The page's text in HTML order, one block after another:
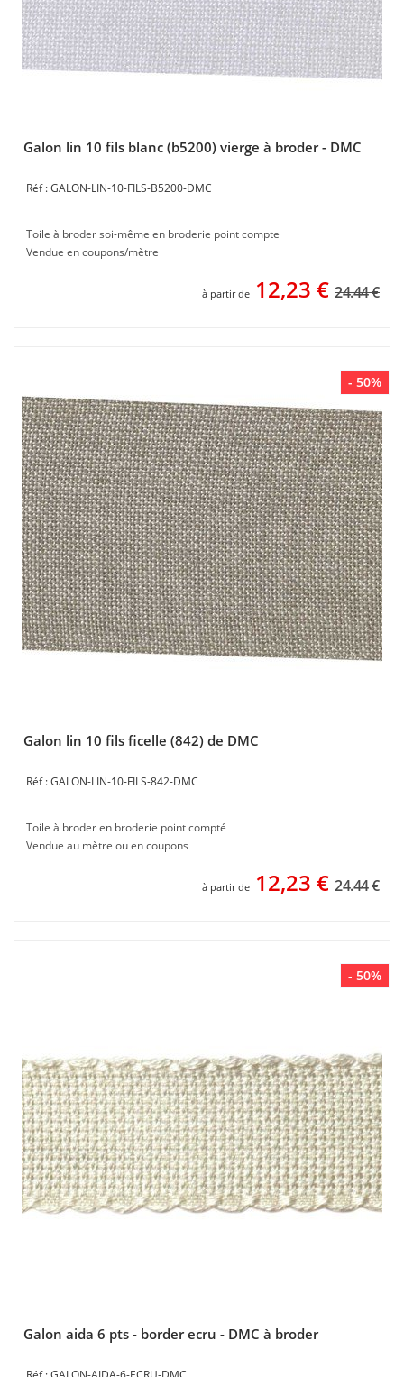
Galon lin 10 fils blanc (b5200) vierge à broder - DMC
GALON-LIN-10-FILS-B5200-DMC
Toile à broder soi-même en broderie point compte
Vendue en coupons/mètre
à partir de 12,23 € 24.44 €
- 50%
Galon lin 10 fils ficelle (842) de DMC
GALON-LIN-10-FILS-842-DMC
Toile à broder en broderie point compté
Vendue au mètre ou en coupons
à partir de 12,23 € 24.44 €
- 50%
Galon aida 6 pts - border ecru - DMC à broder